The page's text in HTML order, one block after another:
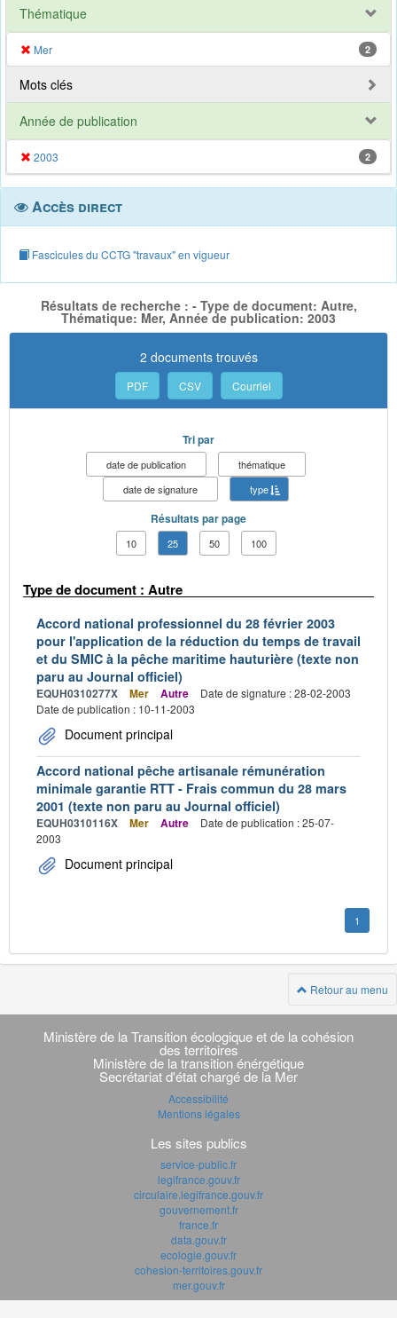
Thématique
Mer 2
Mots clés
Année de publication
2003 2
Accès direct
Fascicules du CCTG "travaux" en vigueur
Résultats de recherche : - Type de document: Autre,
Thématique: Mer, Année de publication: 2003
2 documents trouvés
PDF CSV Courriel
Tri par
date de publication
thématique
date de signature
type
Résultats par page
10 25 50 100
Type de document : Autre
Accord national professionnel du 28 février 2003
pour l'application de la réduction du temps de travail
et du SMIC à la pêche maritime hauturière (texte non
paru au Journal officiel)
EQUH0310277X Mer Autre
Date de signature : 28-02-2003
Date de publication : 10-11-2003
Document principal
Accord national pêche artisanale rémunération
minimale garantie RTT - Frais commun du 28 mars
2001 (texte non paru au Journal officiel)
EQUH0310116X Mer Autre
Date de publication : 25-07-
2003
Document principal
1
Retour au menu
Navigation
transverse
Ministère de la Transition écologique et de la cohésion
des territoires
Ministère de la transition énérgétique
Secrétariat d'état chargé de la Mer
Accessibilité
Mentions légales
Les sites publics
service-public.fr
legifrance.gouv.fr
circulaire.legifrance.gouv.fr
gouvernement.fr
france.fr
data.gouv.fr
ecologie.gouv.fr
cohesion-territoires.gouv.fr
mer.gouv.fr